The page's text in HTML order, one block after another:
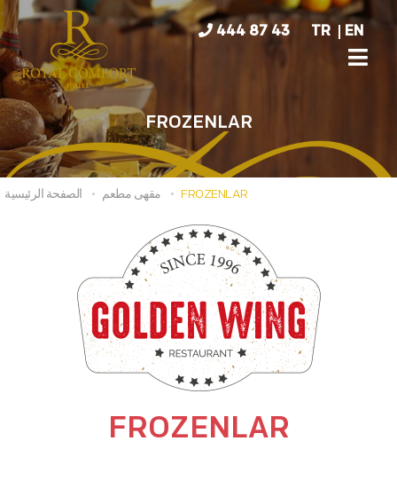
444 87 43 TR EN
FROZENLAR
الصفحة الرئيسية مقهى مطعم FROZENLAR
FROZENLAR